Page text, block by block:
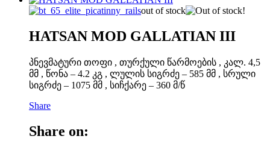
out of stock
HATSAN MOD GALLATIAN III
პნევმატური თოფი , თურქული წარმოების , კალ. 4,5
მმ , წონა – 4.2 კგ , ლულის სიგრძე – 585 მმ , სრული
სიგრძე – 1075 მმ , სიჩქარე – 360 მ/წ
Share
Share on: